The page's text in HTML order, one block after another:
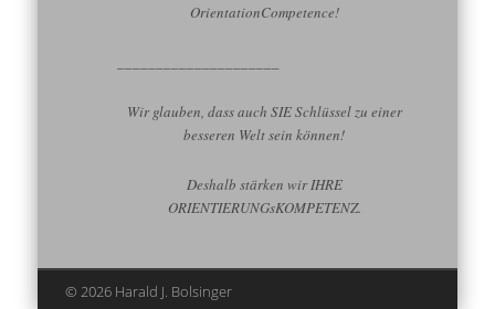
OrientationCompetence!
Wir glauben, dass auch SIE Schlüssel zu einer
besseren Welt sein können!
Deshalb stärken wir IHRE
ORIENTIERUNGsKOMPETENZ.
© 2026 Harald J. Bolsinger